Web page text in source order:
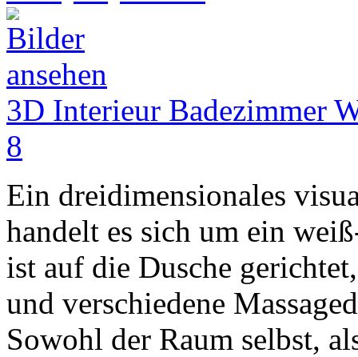
3D Interieur Badezimmer
8
Ein dreidimensionales
handelt es sich um ein
ist auf die Dusche
und verschiedene
Sowohl der Raum selbst,